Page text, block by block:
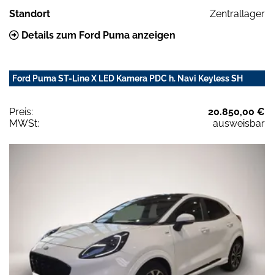
Standort
Zentrallager
Details zum Ford Puma anzeigen
Ford Puma ST-Line X LED Kamera PDC h. Navi Keyless SH
Preis:
20.850,00 €
MWSt:
ausweisbar